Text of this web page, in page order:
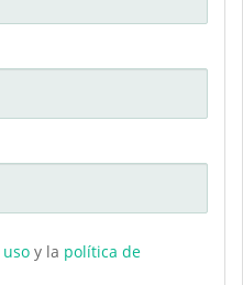
y la política de